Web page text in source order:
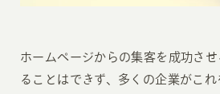
ホームページからの集客を成功させ
ることはできず、多くの企業がこ